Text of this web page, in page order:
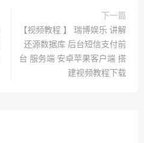
下一篇
【视频教程 】 瑞博娱乐 讲解
还源数据库 后台短信支付前
台 服务端 安卓苹果客户端 搭
建视频教程下载